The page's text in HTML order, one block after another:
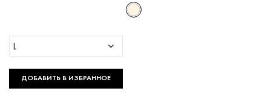
L
ДОБАВИТЬ В ИЗБРАННОЕ